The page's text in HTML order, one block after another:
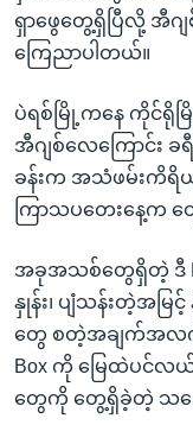
သို့
ကျော်
ရှာဖွေတွေ့ရှိပြီလို့ အီဂ
ကြေညာပါတယ်။
ပဲရစ်မြို့ကနေ ကိုင်ရိုမ
အီဂျစ်လေကြောင်း ခ
ခန်းက အသံဖမ်းကိရိ
ကြာသပတေးနေ့က တွ
အခုအသစ်တွေရှိတဲ့ ဒီ
နှုန်း၊ ပျံသန်းတဲ့အမြ
တွေ စတဲ့အချက်အလက်
Box ကို မြေထဲပင်လ
တွေကို တွေ့ရှိခဲ့တဲ့ သင်္